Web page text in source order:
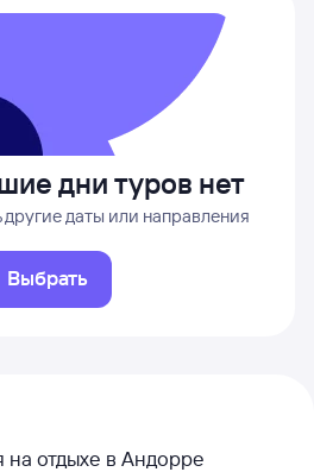
дни туров нет
даты или направления
Выбрать
на отдыхе в Андорре